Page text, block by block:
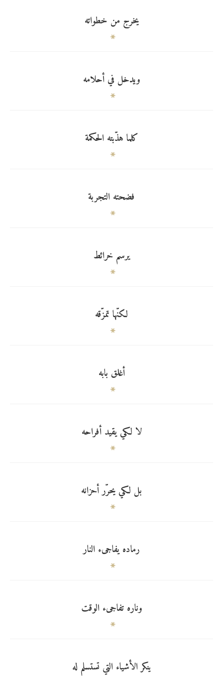
يخرج من خطواته
ويدخل في أحلامه
كلما هذّبته الحكمة
فضحته التجربة
يرسم خرائط
لكنّها تمزّقه
أغلق بابه
لا لكي يقيد أفراحه
بل لكي يحرّر أحزانه
رماده يفاجىء النار
وناره تفاجىء الوقت
ينكر الأشياء التي تستسلم له